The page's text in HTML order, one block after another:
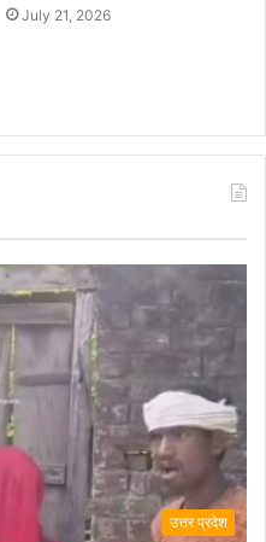
July 21, 2026
उत्तर प्रदेश